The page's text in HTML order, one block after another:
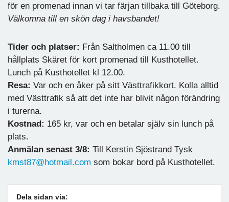
för en promenad innan vi tar färjan tillbaka till Göteborg.
Välkomna till en skön dag i havsbandet!
Tider och platser: Från Saltholmen ca 11.00 till
hållplats Skäret för kort promenad till Kusthotellet.
Lunch på Kusthotellet kl 12.00.
Resa: Var och en åker på sitt Västtrafikkort. Kolla alltid
med Västtrafik så att det inte har blivit någon förändring
i turerna.
Kostnad: 165 kr, var och en betalar själv sin lunch på
plats.
Anmälan senast 3/8: Till Kerstin Sjöstrand Tysk
kmst87@hotmail.com som bokar bord på Kusthotellet.
Dela sidan via: